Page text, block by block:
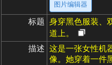
图片编辑器
标题 身穿黑色服装、
道上。
描述 这是一张女性机
像。她穿着一件